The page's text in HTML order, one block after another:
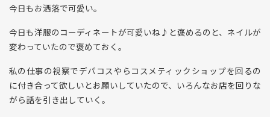
今日もお洒落で可愛い。
今日も洋服のコーディネートが可愛いね♪と褒めるのと、ネイルが
変わっていたので褒めておく。
私の仕事の視察でデパコスやらコスメティックショップを回るの
に付き合って欲しいとお願いしていたので、いろんなお店を回りな
がら話を引き出していく。